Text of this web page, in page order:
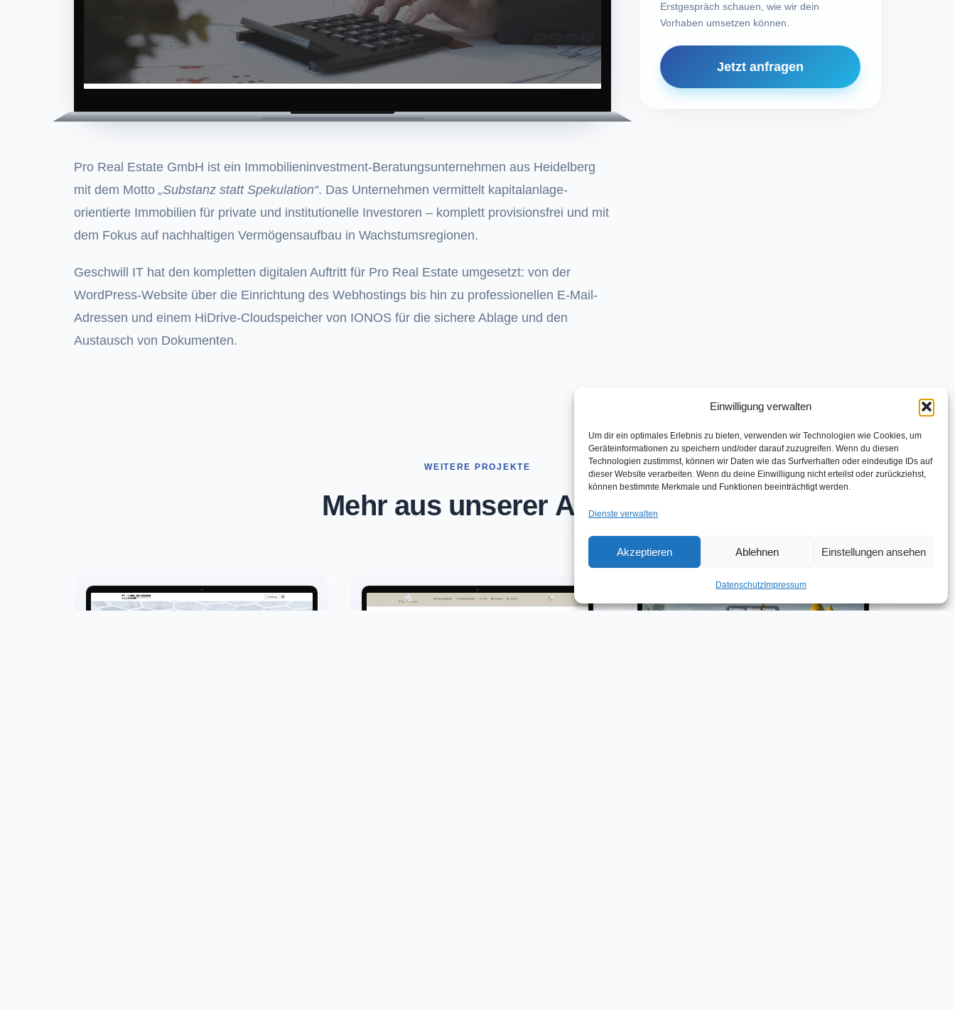
Einwilligung verwalten
Um dir ein optimales Erlebnis zu bieten, verwenden wir Technologien wie Cookies, um
Geräteinformationen zu speichern und/oder darauf zuzugreifen. Wenn du diesen
Technologien zustimmst, können wir Daten wie das Surfverhalten oder eindeutige IDs auf
dieser Website verarbeiten. Wenn du deine Einwilligung nicht erteilst oder zurückziehst,
können bestimmte Merkmale und Funktionen beeinträchtigt werden.
Dienste verwalten
Akzeptieren Ablehnen Einstellungen ansehen
DatenschutzImpressum
Pro Real Estate GmbH ist ein Immobilieninvestment-Beratungsunternehmen aus Heidelberg
mit dem Motto „Substanz statt Spekulation“. Das Unternehmen vermittelt kapitalanlage-
orientierte Immobilien für private und institutionelle Investoren – komplett provisionsfrei und mit
dem Fokus auf nachhaltigen Vermögensaufbau in Wachstumsregionen.
Geschwill IT hat den kompletten digitalen Auftritt für Pro Real Estate umgesetzt: von der
WordPress-Website über die Einrichtung des Webhostings bis hin zu professionellen E-Mail-
Adressen und einem HiDrive-Cloudspeicher von IONOS für die sichere Ablage und den
Austausch von Dokumenten.
Erstgespräch schauen, wie wir dein
Vorhaben umsetzen können.
Jetzt anfragen
WEITERE PROJEKTE
Mehr aus unserer Arbeit